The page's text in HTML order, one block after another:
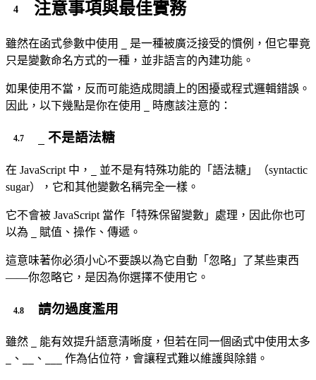
注意事項與最佳實務
雖然在函式參數中使用
是一種被廣泛接受的慣例，但它畢竟
只是變數命名方式的一種，並非語言的內建功能。
如果使用不當，反而可能造成閱讀上的困擾或程式邏輯錯誤。
因此，以下幾點是你在使用
時應該注意的：
不是語法糖
在 JavaScript 中，
並不是有特殊功能的「語法糖」（syntactic
sugar），它和其他變數名稱完全一樣。
它不會被 JavaScript 當作「特殊保留變數」處理，因此你也可
以為
賦值、操作、傳遞。
這意味著你必須小心不要誤以為它自動「忽略」了某些東西
——你忽略它，是因為你選擇不使用它。
請勿過度濫用
雖然 能有效提升語意清晰度，但若在同一個函式中使用太多
、 、 作為佔位符，會讓程式難以維護與除錯。